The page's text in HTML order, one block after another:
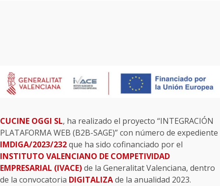
CUCINE OGGI SL, ha realizado el proyecto “INTEGRACIÓN
PLATAFORMA WEB (B2B-SAGE)” con número de expediente
IMDIGA/2023/232que ha sido cofinanciado por el
INSTITUTO VALENCIANO DE COMPETIVIDAD
EMPRESARIAL (IVACE)de la Generalitat Valenciana, dentro
de la convocatoria DIGITALIZAde la anualidad 2023.